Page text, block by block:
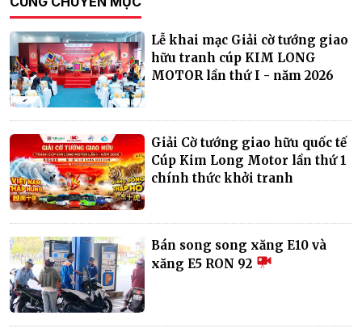
Lễ khai mạc Giải cờ tướng giao
hữu tranh cúp KIM LONG
MOTOR lần thứ I - năm 2026
Giải Cờ tướng giao hữu quốc tế
Cúp Kim Long Motor lần thứ 1
chính thức khởi tranh
Bán song song xăng E10 và
xăng E5 RON 92